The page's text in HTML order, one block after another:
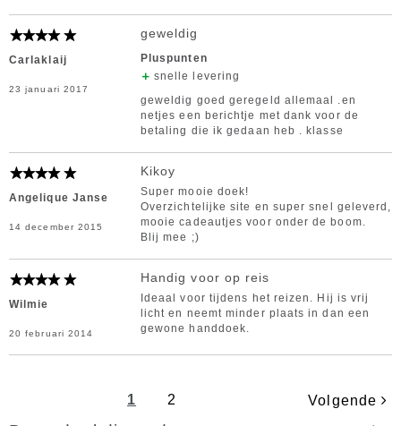
Carlaklaij
23 januari 2017
geweldig
Pluspunten
snelle levering
geweldig goed geregeld allemaal .en
netjes een berichtje met dank voor de
betaling die ik gedaan heb . klasse
Angelique Janse
14 december 2015
Kikoy
Super mooie doek!
Overzichtelijke site en super snel geleverd,
mooie cadeautjes voor onder de boom.
Blij mee ;)
Wilmie
20 februari 2014
Handig voor op reis
Ideaal voor tijdens het reizen. Hij is vrij
licht en neemt minder plaats in dan een
gewone handdoek.
1 2 Volgende